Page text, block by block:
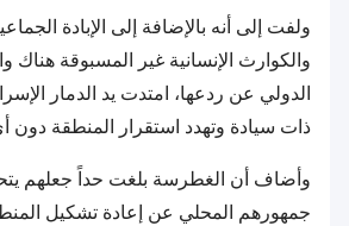
ولفت إلى أنه بالإضافة إلى الإبادة
والكوارث الإنسانية غير المسبوقة هناك
الدولي عن ردعها، امتدت يد الدمار
ذات سيادة وتهدد استقرار المنطقة دون
وأضاف أن الغطرسة بلغت حداً جعلهم
جمهورهم المحلي عن إعادة تشكيل